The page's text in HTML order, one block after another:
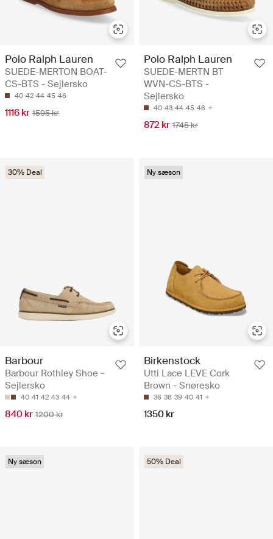
Polo Ralph Lauren
SUEDE-MERTON BOAT-
CS-BTS - Sejlersko
40 42 44 45 46
1116 kr 1595 kr
Polo Ralph Lauren
SUEDE-MERTN BT
WVN-CS-BTS -
Sejlersko
40 43 44 45 46
872 kr 1745 kr
30% Deal
Barbour
Barbour Rothley Shoe -
Sejlersko
40 41 42 43 44
840 kr 1200 kr
Ny sæson
Birkenstock
Utti Lace LEVE Cork
Brown - Snøresko
36 38 39 40 41
1350 kr
Ny sæson 50% Deal